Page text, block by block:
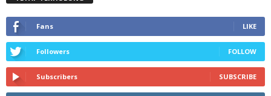
Fans LIKE
Followers FOLLOW
Subscribers SUBSCRIBE